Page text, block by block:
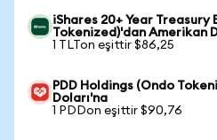
iShares 20+ Year Treasury
Tokenized)'dan Amerikan
1 TLTon eşittir $86,25
PDD Holdings (Ondo
Doları'na
1 PDDon eşittir $90,76